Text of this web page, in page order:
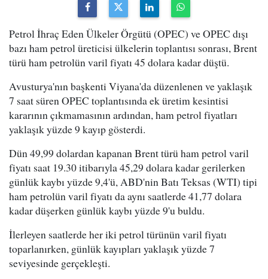
Petrol İhraç Eden Ülkeler Örgütü (OPEC) ve OPEC dışı
bazı ham petrol üreticisi ülkelerin toplantısı sonrası, Brent
türü ham petrolün varil fiyatı 45 dolara kadar düştü.
Avusturya'nın başkenti Viyana'da düzenlenen ve yaklaşık
7 saat süren OPEC toplantısında ek üretim kesintisi
kararının çıkmamasının ardından, ham petrol fiyatları
yaklaşık yüzde 9 kayıp gösterdi.
Dün 49,99 dolardan kapanan Brent türü ham petrol varil
fiyatı saat 19.30 itibarıyla 45,29 dolara kadar gerilerken
günlük kaybı yüzde 9,4'ü, ABD'nin Batı Teksas (WTI) tipi
ham petrolün varil fiyatı da aynı saatlerde 41,77 dolara
kadar düşerken günlük kaybı yüzde 9'u buldu.
İlerleyen saatlerde her iki petrol türünün varil fiyatı
toparlanırken, günlük kayıpları yaklaşık yüzde 7
seviyesinde gerçekleşti.